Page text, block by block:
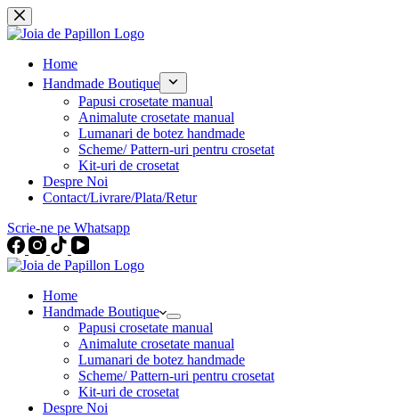
Sari
la
Home
Handmade Boutique
Papusi crosetate manual
Animalute crosetate manual
Lumanari de botez handmade
Scheme/ Pattern-uri pentru crosetat
Kit-uri de crosetat
Despre Noi
Contact/Livrare/Plata/Retur
Scrie-ne pe Whatsapp
Home
Handmade Boutique
Papusi crosetate manual
Animalute crosetate manual
Lumanari de botez handmade
Scheme/ Pattern-uri pentru crosetat
Kit-uri de crosetat
Despre Noi